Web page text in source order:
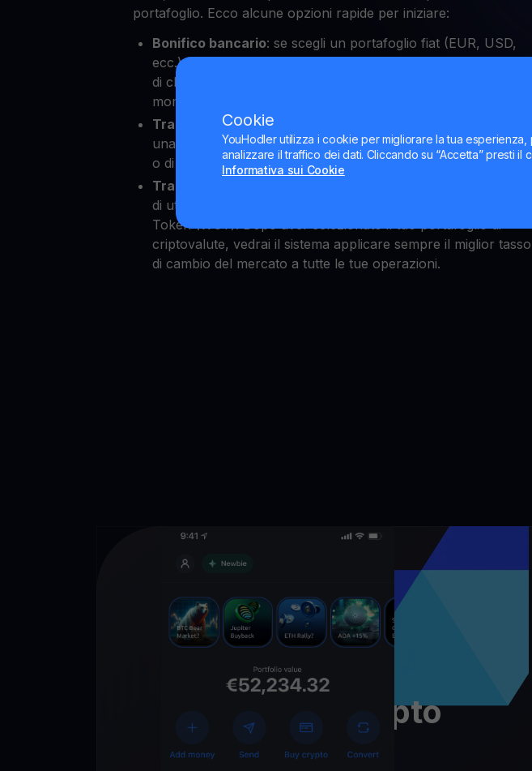
Cookie
YouHodler utilizza i cookie per migliorare la tua esperienza,
analizzare il traffico dei dati. Cliccando su “Accetta” presti il
Informativa sui Cookie
portafoglio. Ecco alcune opzioni rapide per iniziare:
Bonifico bancario: se scegli un portafoglio fiat (EUR, USD,
ecc.) e ti dirigi alla sezione "deposito", il sistema ti permetterà
di cliccare sull'opzione "Bonifico bancario". Da questo
momento in poi, segui le istruzioni sullo schermo.
Trasferimento con carta
una finestra ti chiederà di inserire i dati di una carta di debito
o di credito, permettendoti poi di scambiare WCT
Trasferimento di criptovalute
di utilizzare le criptovalute per scambiare WalletConnect
Token (WCT). Dopo aver selezionato il tuo portafoglio di
criptovalute, vedrai il sistema applicare sempre il miglior tasso
di cambio del mercato a tutte le tue operazioni.
Scarica l’app
Crypto
Wallet